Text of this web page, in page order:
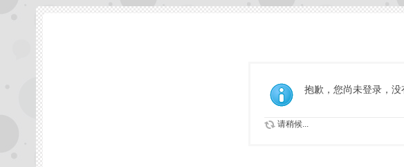
抱歉，您尚未登录，
请稍候...